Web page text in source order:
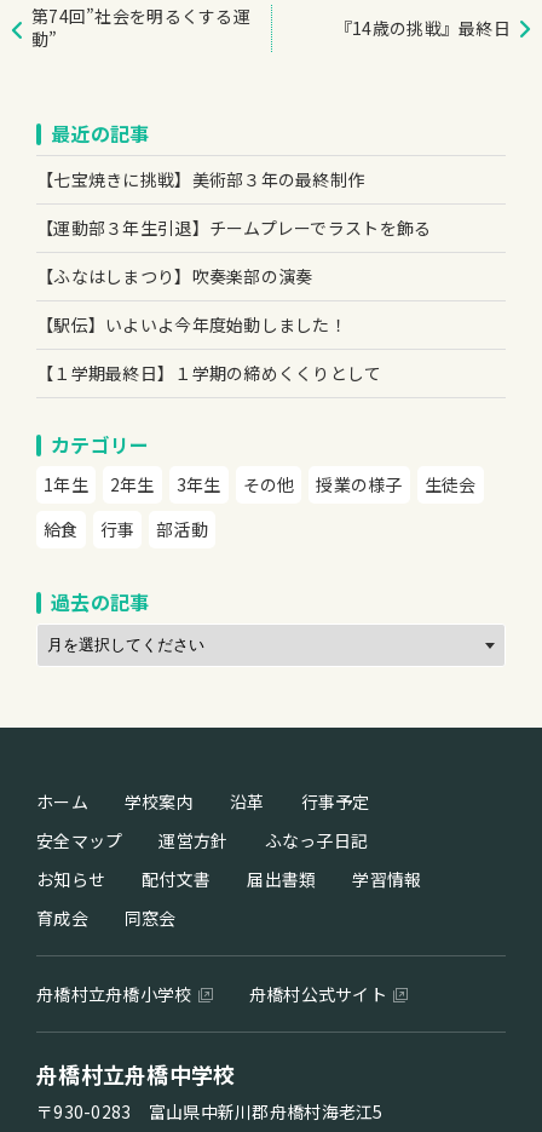
第74回”社会を明るくする運
動”
『14歳の挑戦』最終日
最近の記事
【七宝焼きに挑戦】美術部３年の最終制作
【運動部３年生引退】チームプレーでラストを飾る
【ふなはしまつり】吹奏楽部の演奏
【駅伝】いよいよ今年度始動しました！
【１学期最終日】１学期の締めくくりとして
カテゴリー
1年生 2年生 3年生 その他 授業の様子
生徒会
給食
行事 部活動
過去の記事
ホーム 学校案内 沿革
行事予定
安全マップ
運営方針
ふなっ子日記
お知らせ
配付文書 届出書類
学習情報
育成会
同窓会
舟橋村立舟橋小学校 舟橋村公式サイト
舟橋村立舟橋中学校
〒930-0283 富山県中新川郡舟橋村海老江5